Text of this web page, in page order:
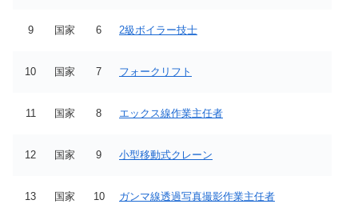
9 国家 6 2級ボイラー技士
10 国家 7 フォークリフト
11 国家 8 エックス線作業主任者
12 国家 9 小型移動式クレーン
13 国家 10 ガンマ線透過写真撮影作業主任者